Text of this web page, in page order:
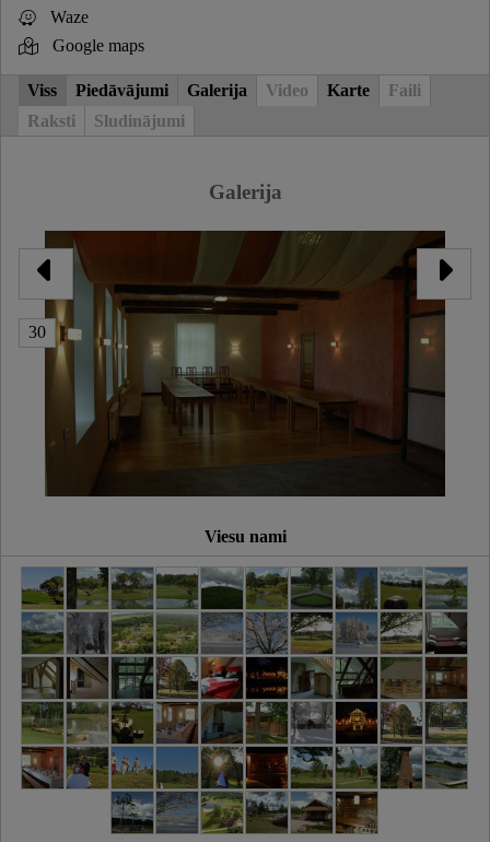
Waze
Google maps
Viss Piedāvājumi Galerija Video Karte
Faili
Raksti
Sludinājumi
Galerija
30
Viesu nami